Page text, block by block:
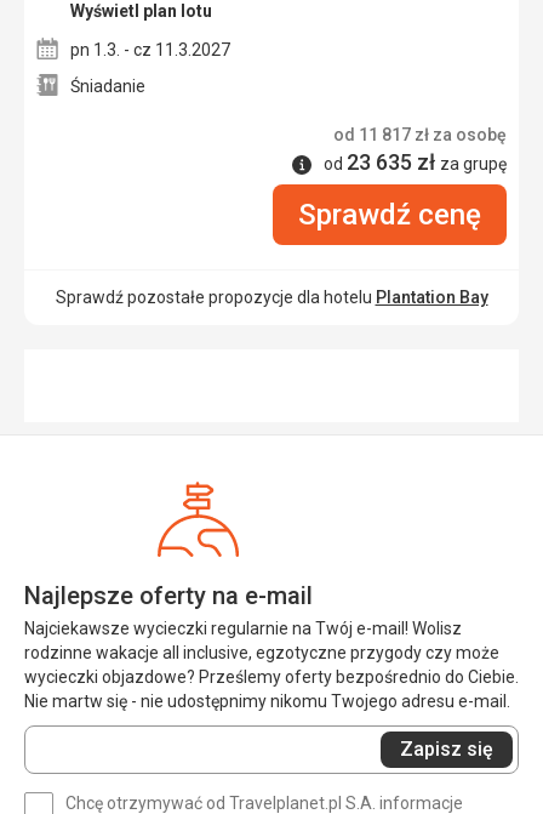
Wyświetl plan lotu
pn 1.3. - cz 11.3.2027
Śniadanie
od 11 817 zł za osobę
Informacje
od 23 635 zł za grupę
Sprawdź cenę
Sprawdź pozostałe propozycje dla hotelu Plantation Bay
Najlepsze oferty na e-mail
Najciekawsze wycieczki regularnie na Twój e-mail! Wolisz
rodzinne wakacje all inclusive, egzotyczne przygody czy może
wycieczki objazdowe? Prześlemy oferty bezpośrednio do Ciebie.
Nie martw się - nie udostępnimy nikomu Twojego adresu e-mail.
Wprowadź
swój
Zapisz się
Chcę otrzymywać od Travelplanet.pl S.A. informacje